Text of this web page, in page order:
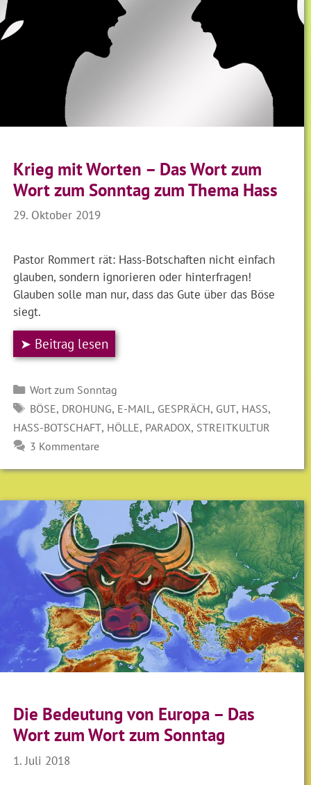
Krieg mit Worten – Das Wort zum
Wort zum Sonntag zum Thema Hass
29. Oktober 2019
Pastor Rommert rät: Hass-Botschaften nicht einfach
glauben, sondern ignorieren oder hinterfragen!
Glauben solle man nur, dass das Gute über das Böse
siegt.
➤ Beitrag lesen
Kategorien
Wort zum Sonntag
SCHLAGWÖRTER
BÖSE, DROHUNG, E-MAIL, GESPRÄCH, GUT, HASS,
HASS-BOTSCHAFT, HÖLLE, PARADOX, STREITKULTUR
3 Kommentare
Die Bedeutung von Europa – Das
Wort zum Wort zum Sonntag
1. Juli 2018